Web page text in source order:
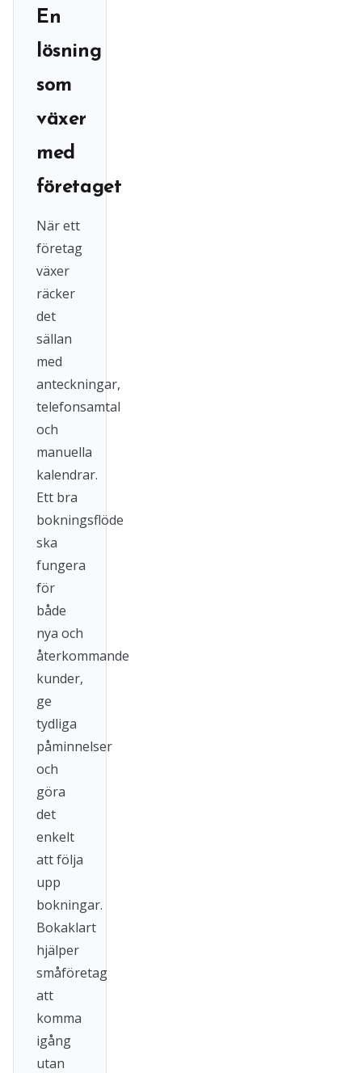
En
lösning
som
växer
med
företaget
När ett
företag
växer
räcker
det
sällan
med
anteckningar,
telefonsamtal
och
manuella
kalendrar.
Ett bra
bokningsflöde
ska
fungera
för
både
nya och
återkommande
kunder,
ge
tydliga
påminnelser
och
göra
det
enkelt
att följa
upp
bokningar.
Bokaklart
hjälper
småföretag
att
komma
igång
utan